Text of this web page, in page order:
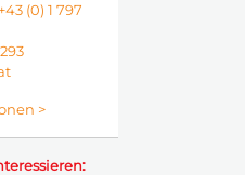
(0) 1 797
>